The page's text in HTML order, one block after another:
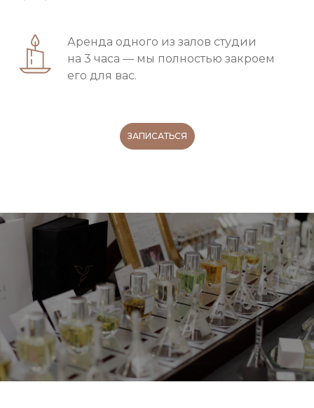
Аренда одного из залов студии
на 3 часа — мы полностью закроем
его для вас.
ЗАПИСАТЬСЯ